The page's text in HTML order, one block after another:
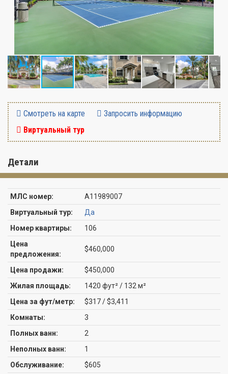
Смотреть на карте
Запросить информацию
Виртуальный тур
Детали
МЛС номер:
A11989007
Виртуальный тур:
Да
Номер квартиры:
106
Цена
предложения:
$460,000
Цена продажи:
$450,000
Жилая площадь:
1420 фут² / 132 м²
Цена за фут/метр:
$317 / $3,411
Комнаты:
3
Полных ванн:
2
Неполных ванн:
1
Обслуживание:
$605